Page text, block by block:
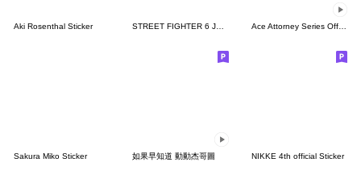
Aki Rosenthal Sticker Ace Attorney Series Official Stickers
Sakura Miko Sticker 如果早知道 動動杰哥圖 NIKKE 4th official Sticker